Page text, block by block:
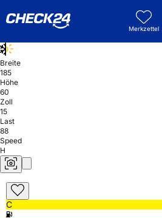
Merkzettel
Breite
185
Höhe
60
Zoll
15
Last
88
Speed
H
C